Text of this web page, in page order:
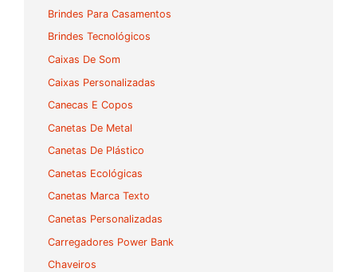
Brindes Para Casamentos
Brindes Tecnológicos
Caixas De Som
Caixas Personalizadas
Canecas E Copos
Canetas De Metal
Canetas De Plástico
Canetas Ecológicas
Canetas Marca Texto
Canetas Personalizadas
Carregadores Power Bank
Chaveiros